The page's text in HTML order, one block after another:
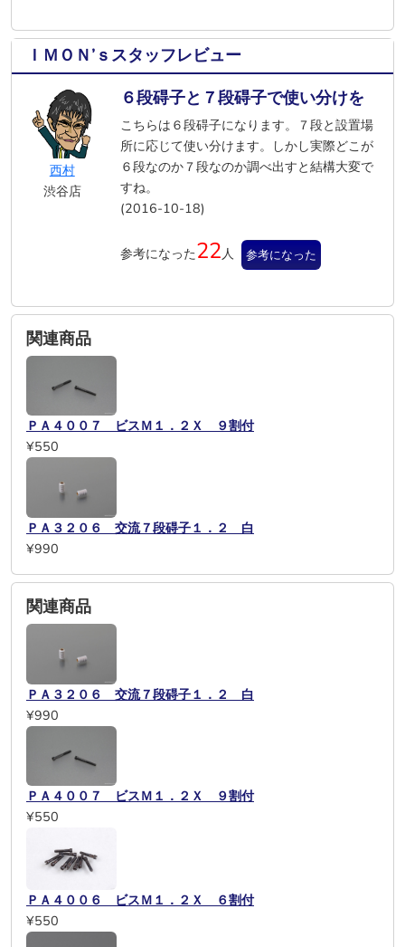
ＩＭＯＮ’ｓスタッフレビュー
西村
渋谷店
６段碍子と７段碍子で使い分けを
こちらは６段碍子になります。７段と設置場
所に応じて使い分けます。しかし実際どこが
６段なのか７段なのか調べ出すと結構大変で
すね。
(2016-10-18)
参考になった22人 参考になった
関連商品
ＰＡ４００７ ビスＭ１．２Ｘ ９割付
¥550
ＰＡ３２０６ 交流７段碍子１．２ 白
¥990
関連商品
ＰＡ３２０６ 交流７段碍子１．２ 白
¥990
ＰＡ４００７ ビスＭ１．２Ｘ ９割付
¥550
ＰＡ４００６ ビスＭ１．２Ｘ ６割付
¥550